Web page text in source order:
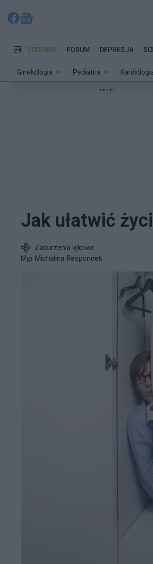
ZDROWIE
Ginekologia Pediatria
FORUM DEPRESJA
Reklama:
Jak ułatwić
Zaburzenia lękowe
Mgr Michalina Respondek